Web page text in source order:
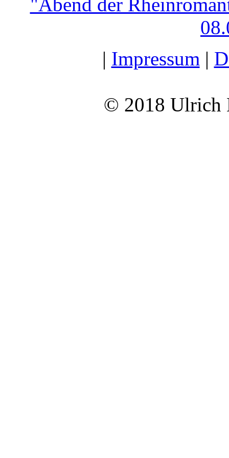
| Impressum |
© 2018 Ulrich